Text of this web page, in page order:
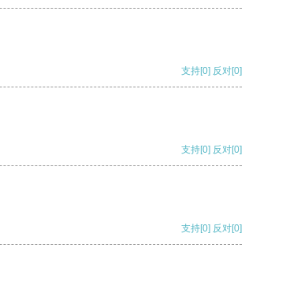
支持[0] 反对[0]
支持[0] 反对[0]
支持[0] 反对[0]